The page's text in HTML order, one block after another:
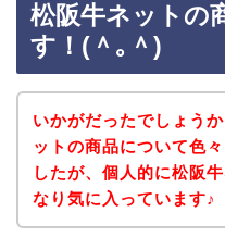
松阪牛ネットの
す！(＾｡＾)
いかがだったでしょう
ットの商品について色
したが、個人的に松阪
なり気に入っています♪